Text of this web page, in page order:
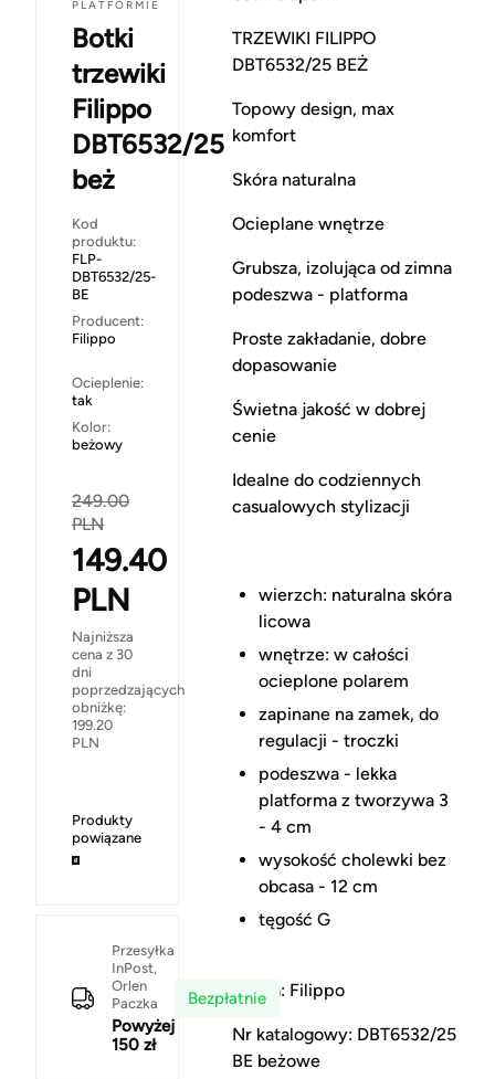
PLATFORMIE
Botki
trzewiki
Filippo
DBT6532/25
beż
Kod
produktu:
FLP-
DBT6532/25-
BE
Producent:
Filippo
Ocieplenie:
tak
Kolor:
beżowy
249.00
PLN
149.40
PLN
Najniższa
cena z 30
dni
poprzedzających
obniżkę:
199.20
PLN
Produkty
powiązane
Przesyłka
InPost,
Orlen
Paczka
Powyżej
150 zł
Bezpłatnie
TRZEWIKI FILIPPO
DBT6532/25 BEŻ
Topowy design, max
komfort
Skóra naturalna
Ocieplane wnętrze
Grubsza, izolująca od zimna
podeszwa - platforma
Proste zakładanie, dobre
dopasowanie
Świetna jakość w dobrej
cenie
Idealne do codziennych
casualowych stylizacji
wierzch: naturalna skóra
licowa
wnętrze: w całości
ocieplone polarem
zapinane na zamek, do
regulacji - troczki
podeszwa - lekka
platforma z tworzywa 3
- 4 cm
wysokość cholewki bez
obcasa - 12 cm
tęgość G
Marka: Filippo
Nr katalogowy: DBT6532/25
BE beżowe